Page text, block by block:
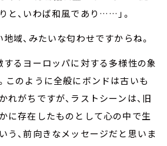
と、いわば和風であり……」。
域、みたいな匂わせですからね。
するヨーロッパに対する多様性の象
このように全般にボンドは古いも
れがちですが、ラストシーンは、旧
に存在したものとして心の中で生
う、前向きなメッセージだと思いま